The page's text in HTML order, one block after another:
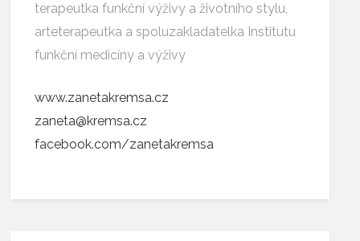
terapeutka funkční výživy a životního stylu,
arteterapeutka a spoluzakladatelka Institutu
funkční medicíny a výživy
www.zanetakremsa.cz
zaneta@kremsa.cz
facebook.com/zanetakremsa